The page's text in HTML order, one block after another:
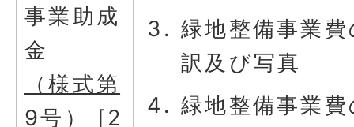
事業助成
金
（様式第
9号） [2
緑地整備事業
訳及び写真
緑地整備事業